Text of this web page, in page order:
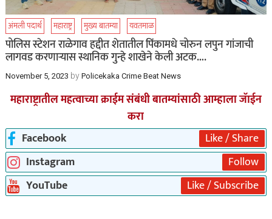
अंमली पदार्थ महाराष्ट्र मुख्य बातम्या यवतमाळ
पोलिस स्टेशन राळेगाव हद्दीत शेतातील पिंकामधे चोरुन लपुन गांजाची
लागवड करणाऱ्यास स्थानिक गुन्हे शाखेने केली अटक….
November 5, 2023 by Policekaka Crime Beat News
महाराष्ट्रातील महत्वाच्या क्राईम संबंधी बातम्यांसाठी आम्हाला जॅाईन
करा
Facebook
Like / Share
Instagram
Follow
YouTube
Like / Subscribe